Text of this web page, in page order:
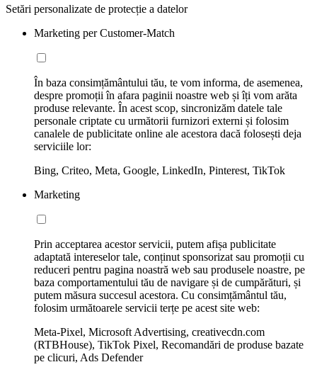
Setări personalizate de protecție a datelor
Marketing per Customer-Match
În baza consimțământului tău, te vom informa, de asemenea,
despre promoții în afara paginii noastre web și îți vom arăta
produse relevante. În acest scop, sincronizăm datele tale
personale criptate cu următorii furnizori externi și folosim
canalele de publicitate online ale acestora dacă folosești deja
serviciile lor:
Bing, Criteo, Meta, Google, LinkedIn, Pinterest, TikTok
Marketing
Prin acceptarea acestor servicii, putem afișa publicitate
adaptată intereselor tale, conținut sponsorizat sau promoții cu
reduceri pentru pagina noastră web sau produsele noastre, pe
baza comportamentului tău de navigare și de cumpărături, și
putem măsura succesul acestora. Cu consimțământul tău,
folosim următoarele servicii terțe pe acest site web:
Meta-Pixel, Microsoft Advertising, creativecdn.com
(RTBHouse), TikTok Pixel, Recomandări de produse bazate
pe clicuri, Ads Defender